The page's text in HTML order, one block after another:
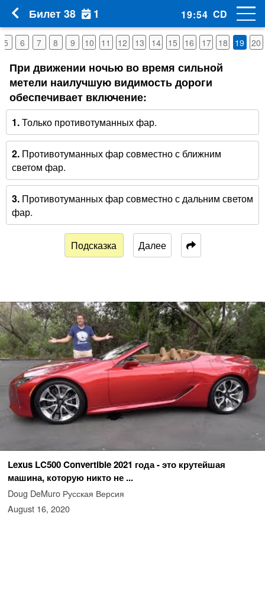
5 6 7 8 9 10 11 12 13 14 15 16 17 18 19 20
При движении ночью во время сильной
метели наилучшую видимость дороги
обеспечивает включение:
1.Только противотуманных фар.
2.Противотуманных фар совместно с ближним
светом фар.
3.Противотуманных фар совместно с дальним светом
фар.
Подсказка Далее
Билет 38 1 19:53 CD
Lexus LC500 Convertible 2021 года - это крутейшая
машина, которую никто не ...
Doug DeMuro Русская Версия
August 16, 2020